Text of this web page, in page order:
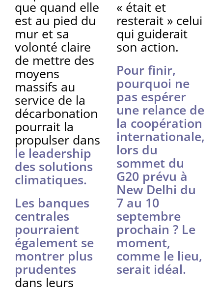
que quand elle
est au pied du
mur et sa
volonté claire
de mettre des
moyens
massifs au
service de la
décarbonation
pourrait la
propulser dans
le leadership
des solutions
climatiques.
Les banques
centrales
pourraient
également se
montrer plus
prudentes
dans leurs
« était et
resterait » celui
qui guiderait
son action.
Pour finir,
pourquoi ne
pas espérer
une relance de
la coopération
internationale,
lors du
sommet du
G20 prévu à
New Delhi du
7 au 10
septembre
prochain ? Le
moment,
comme le lieu,
serait idéal.